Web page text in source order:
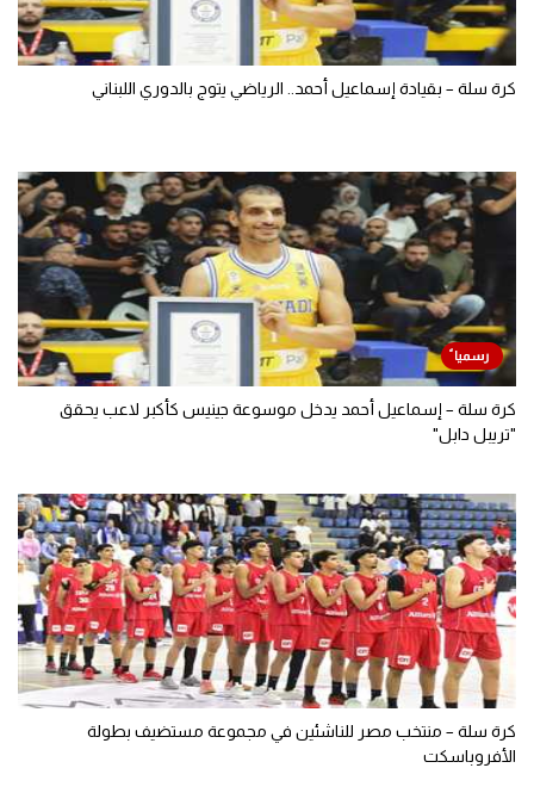
كرة سلة – بقيادة إسماعيل أحمد.. الرياضي يتوج بالدوري اللبناني
كرة سلة – إسماعيل أحمد يدخل موسوعة جينيس كأكبر لاعب يحقق
"تريبل دابل"
كرة سلة – منتخب مصر للناشئين في مجموعة مستضيف بطولة
الأفروباسكت